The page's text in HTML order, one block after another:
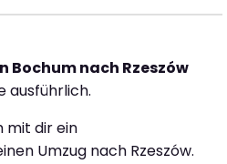
Bochum nach Rzeszów
ausführlich.
mit dir ein
Umzug nach Rzeszów.